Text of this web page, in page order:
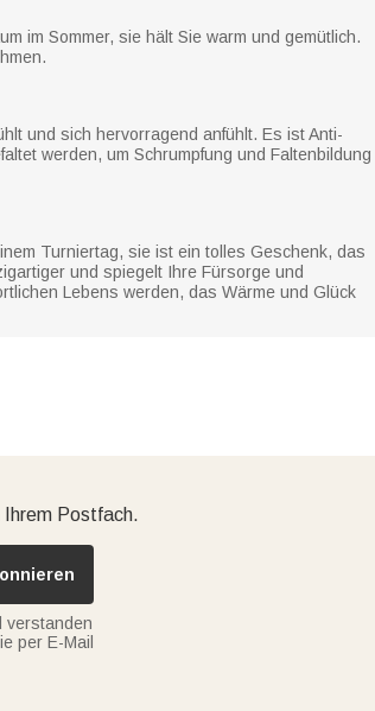
im Sommer, sie hält Sie warm und gemütlich.
und sich hervorragend anfühlt. Es ist Anti-
werden, um Schrumpfung und Faltenbildung
Turniertag, sie ist ein tolles Geschenk, das
und spiegelt Ihre Fürsorge und
Lebens werden, das Wärme und Glück
Ihrem Postfach.
verstanden
per E-Mail